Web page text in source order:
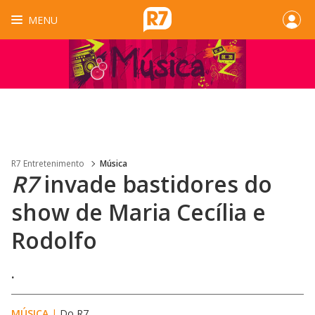
MENU
R7 Entretenimento Música
R7invade bastidores do
show de Maria Cecília e
Rodolfo
.